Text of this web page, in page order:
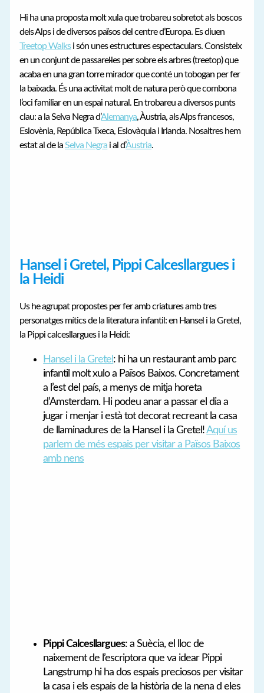
Hi ha una proposta molt xula que trobareu sobretot als boscos
dels Alps i de diversos països del centre d’Europa. Es diuen
Treetop Walksi són unes estructures espectaculars. Consisteix
en un conjunt de passarel·les per sobre els arbres (treetop) que
acaba en una gran torre mirador que conté un tobogan per fer
la baixada. És una activitat molt de natura però que combona
l’oci familiar en un espai natural. En trobareu a diversos punts
clau: a la Selva Negra d’Alemanya, Àustria, als Alps francesos,
Eslovènia, República Txeca, Eslovàquia i Irlanda. Nosaltres hem
estat al de laSelva Negra i al d’Àustria.
Hansel i Gretel, Pippi Calcesllargues i
la Heidi
Us he agrupat propostes per fer amb criatures amb tres
personatges mítics de la literatura infantil: en Hansel i la Gretel,
la Pippi calcesllargues i la Heidi:
Hansel i la Gretel : hi ha un restaurant amb parc
infantil molt xulo a Països Baixos. Concretament
a l’est del país, a menys de mitja horeta
d’Amsterdam. Hi podeu anar a passar el dia a
jugar i menjar i està tot decorat recreant la casa
de llaminadures de la Hansel i la Gretel!Aquí us
parlem de més espais per visitar a Països Baixos
amb nens
Pippi Calcesllargues: a Suècia, el lloc de
naixement de l’escriptora que va idear Pippi
Langstrump hi ha dos espais preciosos per visitar
la casa i els espais de la història de la nena d eles